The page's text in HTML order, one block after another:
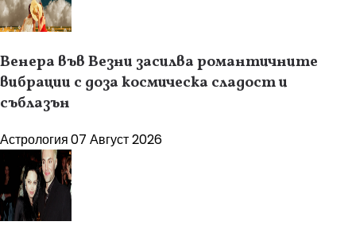
Венера във Везни засилва романтичните
вибрации с доза космическа сладост и
съблазън
Астрология07 Август 2026